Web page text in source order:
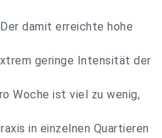
damit erreichte hohe
geringe Intensität der
Woche ist viel zu wenig,
in einzelnen Quartieren